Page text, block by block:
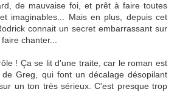
de mauvaise foi, et prêt à faire toutes
imaginables... Mais en plus, depuis cet
connait un secret embarrassant sur
chanter...
! Ça se lit d'une traite, car le roman est
Greg, qui font un décalage désopilant
un ton très sérieux. C'est presque trop